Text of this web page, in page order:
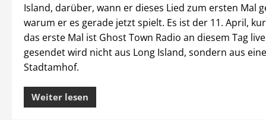
Island, darüber, wann er dieses Lied zum ersten Mal
warum er es gerade jetzt spielt. Es ist der 11. April,
das erste Mal ist Ghost Town Radio an diesem Tag
gesendet wird nicht aus Long Island, sondern aus
Stadtamhof.
Weiter lesen